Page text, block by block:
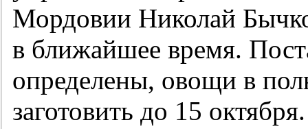
Мордовии Николай
в ближайшее время.
определены, овощи в
заготовить до 15 октября.